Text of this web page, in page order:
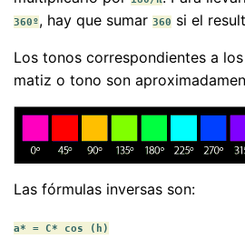
360º, hay que sumar 360 si el
Los tonos correspondientes a
matiz o tono son
Las fórmulas inversas son:
a* = C* cos (h)